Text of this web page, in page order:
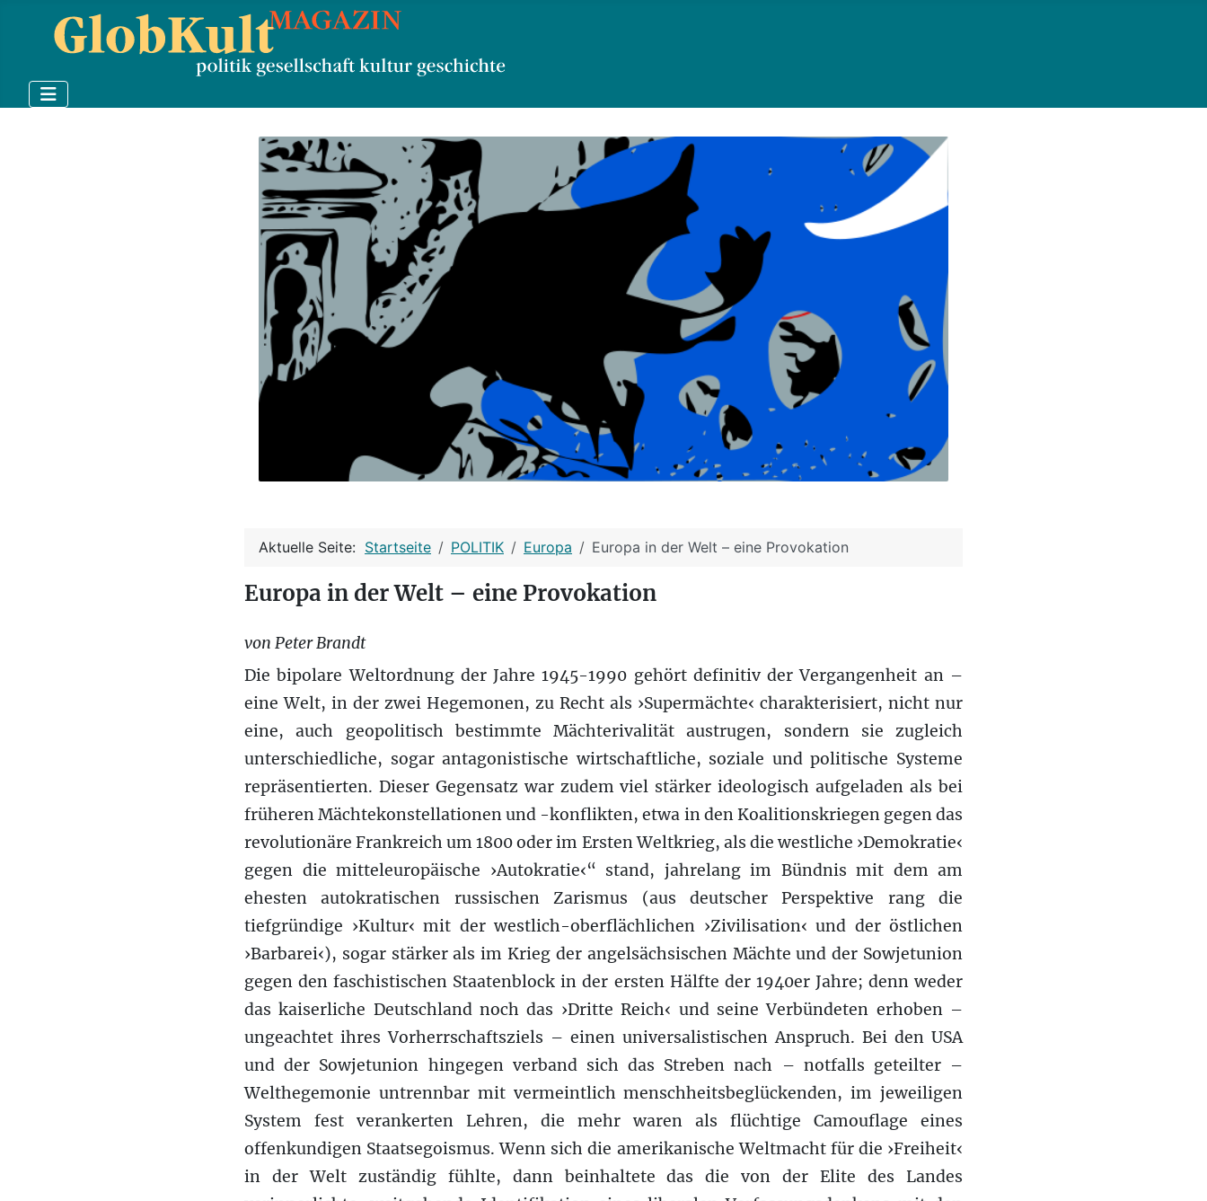
Aktuelle Seite: Startseite POLITIK Europa Europa in der Welt – eine Provokation
Europa in der Welt – eine Provokation
von Peter Brandt
Die bipolare Weltordnung der Jahre 1945-1990 gehört definitiv der Vergangenheit an –
eine Welt, in der zwei Hegemonen, zu Recht als ›Supermächte‹ charakterisiert, nicht nur
eine, auch geopolitisch bestimmte Mächterivalität austrugen, sondern sie zugleich
unterschiedliche, sogar antagonistische wirtschaftliche, soziale und politische Systeme
repräsentierten. Dieser Gegensatz war zudem viel stärker ideologisch aufgeladen als bei
früheren Mächtekonstellationen und -konflikten, etwa in den Koalitionskriegen gegen das
revolutionäre Frankreich um 1800 oder im Ersten Weltkrieg, als die westliche ›Demokratie‹
gegen die mitteleuropäische ›Autokratie‹“ stand, jahrelang im Bündnis mit dem am
ehesten autokratischen russischen Zarismus (aus deutscher Perspektive rang die
tiefgründige ›Kultur‹ mit der westlich-oberflächlichen ›Zivilisation‹ und der östlichen
›Barbarei‹), sogar stärker als im Krieg der angelsächsischen Mächte und der Sowjetunion
gegen den faschistischen Staatenblock in der ersten Hälfte der 1940er Jahre; denn weder
das kaiserliche Deutschland noch das ›Dritte Reich‹ und seine Verbündeten erhoben –
ungeachtet ihres Vorherrschaftsziels – einen universalistischen Anspruch. Bei den USA
und der Sowjetunion hingegen verband sich das Streben nach – notfalls geteilter –
Welthegemonie untrennbar mit vermeintlich menschheitsbeglückenden, im jeweiligen
System fest verankerten Lehren, die mehr waren als flüchtige Camouflage eines
offenkundigen Staatsegoismus. Wenn sich die amerikanische Weltmacht für die ›Freiheit‹
in der Welt zuständig fühlte, dann beinhaltete das die von der Elite des Landes